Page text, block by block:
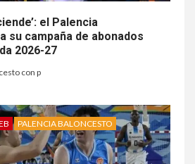
el Palencia
su campaña de abonados
2026-27
con p
PALENCIA BALONCESTO